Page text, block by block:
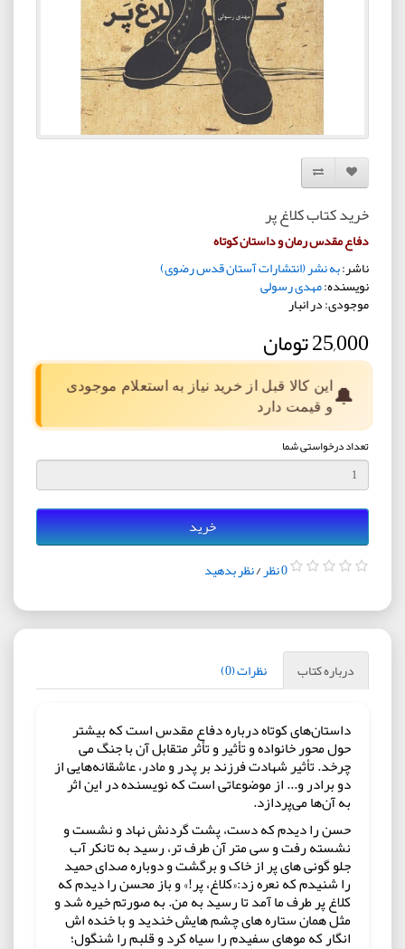
افزودن به لیست دلخواه
مقایسه این محصول
خرید کتاب کلاغ پر
دفاع مقدس رمان و داستان کوتاه
ناشر:به نشر (انتشارات آستان قدس رضوی)
نویسنده:مهدی رسولی
موجودی: در انبار
25,000 تومان
🔔این کالا قبل از خرید نیاز به استعلام موجودی
و قیمت دارد
تعداد درخواستی شما
خرید
0 نظر /نظر بدهید
درباره کتاب نظرات (0)
داستان‌های کوتاه درباره دفاع مقدس است که بیشتر
حول محور خانواده و تأثیر و تأثر متقابل آن با جنگ می
چرخد. تأثیر شهادت فرزند بر پدر و مادر، عاشقانه‌هایی از
دو برادر و... از موضوعاتی است که نویسنده در این اثر
به آن‌ها می‌پردازد.
حسن را دیدم که دست، پشت گردنش نهاد و نشست و
نشسته رفت و سی متر آن طرف تر، رسید به تانکر آب
جلو گونی های پر از خاک و برگشت و دوباره صدای حمید
را شنیدم که نعره زد:«کلاغ، پر!» و باز محسن را دیدم که
کلاغ پر طرف ما آمد تا رسید به من. به صورتم خیره شد و
مثل همان ستاره های چشم هایش خندید و با خنده اش
انگار که موهای سفیدم را سیاه کرد و قلبم را شنگول؛